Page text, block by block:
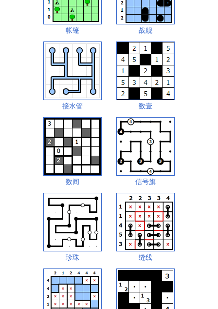
帐篷 战舰
接水管 数壹
数间 信号旗
珍珠 缝线